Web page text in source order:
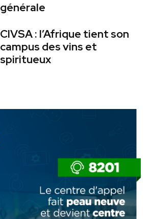
générale
CIVSA : l’Afrique tient son
campus des vins et
spiritueux